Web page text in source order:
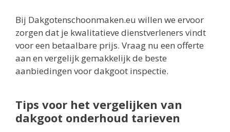
Bij Dakgotenschoonmaken.eu willen we ervoor
zorgen dat je kwalitatieve dienstverleners vindt
voor een betaalbare prijs. Vraag nu een offerte
aan en vergelijk gemakkelijk de beste
aanbiedingen voor dakgoot inspectie.
Tips voor het vergelijken van
dakgoot onderhoud tarieven